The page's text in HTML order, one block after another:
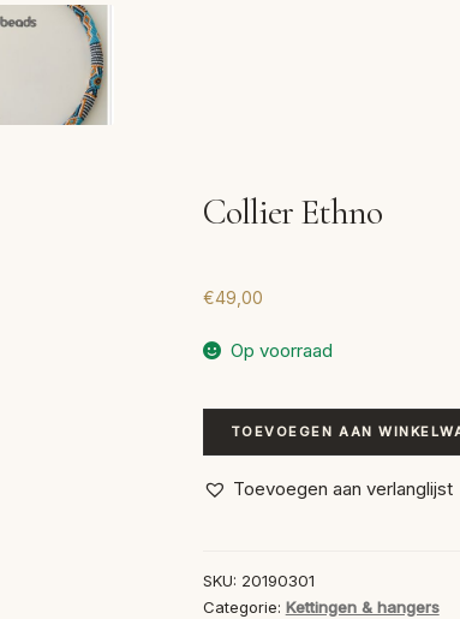
Collier Ethno
€49,00
Op voorraad
Collier
Ethno
aantal
TOEVOEGEN AAN
Toevoegen aan verlanglijst
SKU: 20190301
Categorie: Kettingen & hangers